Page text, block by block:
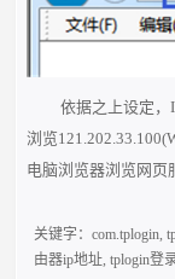
依据之上设定，
浏览
电脑浏览器浏览网页
关键字：com.tplogin ,
由器ip地址 ,tplogin登